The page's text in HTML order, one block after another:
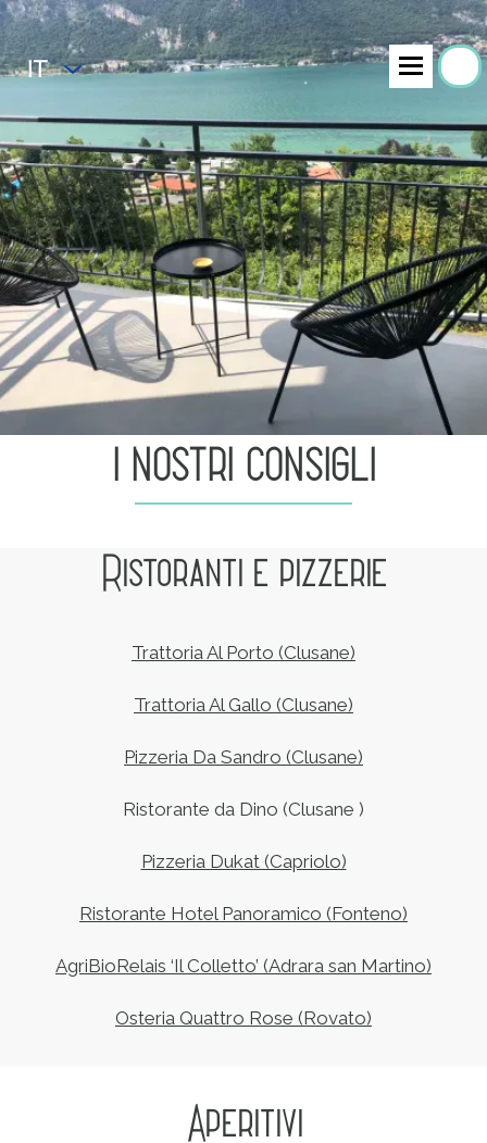
IT
i nostri consigli
Ristoranti e pizzerie
Trattoria Al Porto (Clusane)
Trattoria Al Gallo (Clusane)
Pizzeria Da Sandro (Clusane)
Ristorante da Dino (Clusane )
Pizzeria Dukat (Capriolo)
Ristorante Hotel Panoramico (Fonteno)
AgriBioRelais ‘Il Colletto’ (Adrara san Martino)
Osteria Quattro Rose (Rovato)
Aperitivi